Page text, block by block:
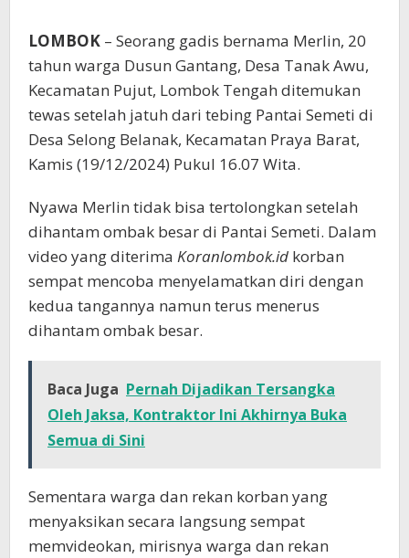
LOMBOK – Seorang gadis bernama Merlin, 20
tahun warga Dusun Gantang, Desa Tanak Awu,
Kecamatan Pujut, Lombok Tengah ditemukan
tewas setelah jatuh dari tebing Pantai Semeti di
Desa Selong Belanak, Kecamatan Praya Barat,
Kamis (19/12/2024) Pukul 16.07 Wita.
Nyawa Merlin tidak bisa tertolongkan setelah
dihantam ombak besar di Pantai Semeti. Dalam
video yang diterima Koranlombok.id korban
sempat mencoba menyelamatkan diri dengan
kedua tangannya namun terus menerus
dihantam ombak besar.
Baca Juga Pernah Dijadikan Tersangka
Oleh Jaksa, Kontraktor Ini Akhirnya Buka
Semua di Sini
Sementara warga dan rekan korban yang
menyaksikan secara langsung sempat
memvideokan, mirisnya warga dan rekan